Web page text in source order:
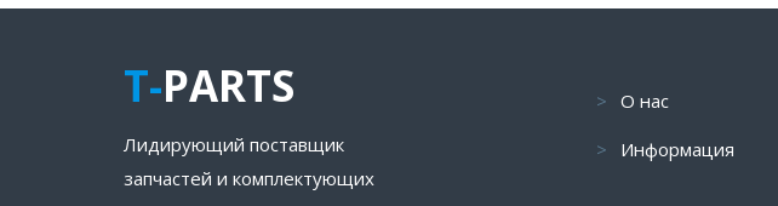
T-PARTS
Лидирующий поставщик
запчастей и комплектующих
О нас
Информация